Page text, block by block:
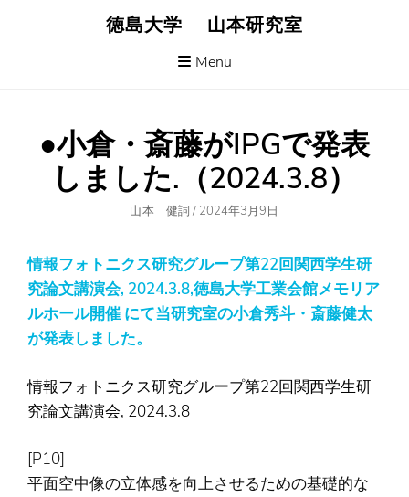
徳島大学 山本研究室
Menu
●小倉・斎藤がIPGで発表
しました.（2024.3.8）
Author
山本 健詞 / Posted
2024年3月9日
情報フォトニクス研究グループ第22回関西学生研
究論文講演会, 2024.3.8,徳島大学工業会館メモリア
ルホール開催 にて当研究室の小倉秀斗・斎藤健太
が発表しました。
情報フォトニクス研究グループ第22回関西学生研
究論文講演会, 2024.3.8
[P10]
平面空中像の立体感を向上させるための基礎的な